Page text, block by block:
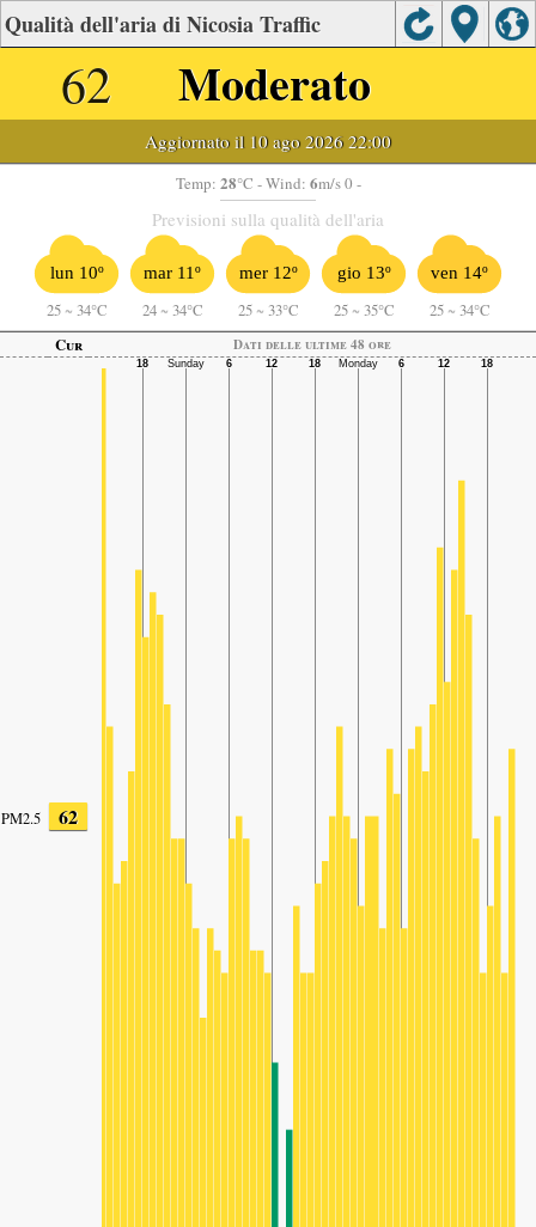
Qualità dell'aria di Nicosia Traffic
62 Moderato
Aggiornato il 10 ago 2026 22:00
Temp: 28°C - Wind: 6m/s 0 -
Previsioni sulla qualità dell'aria
lun 10º
25 ~ 34°C
mar 11º
24 ~ 34°C
mer 12º
25 ~ 33°C
gio 13º
25 ~ 35°C
ven 14º
25 ~ 34°C
Cur
Dati delle ultime 48 ore
PM2.5 62